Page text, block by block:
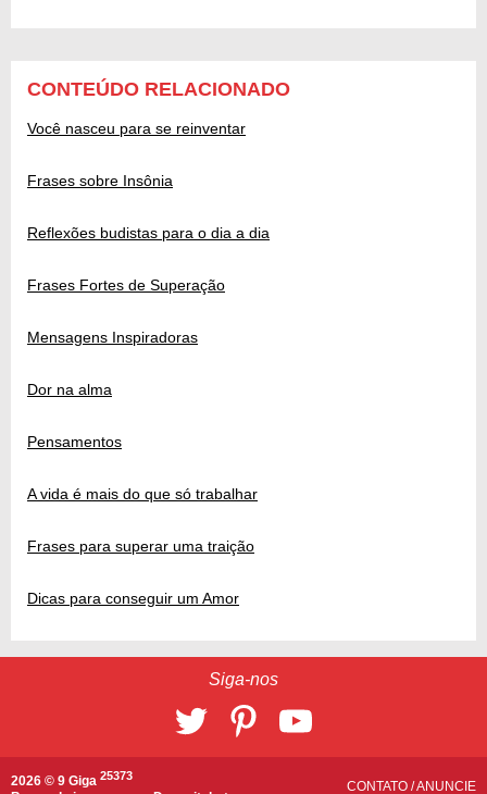
CONTEÚDO RELACIONADO
Você nasceu para se reinventar
Frases sobre Insônia
Reflexões budistas para o dia a dia
Frases Fortes de Superação
Mensagens Inspiradoras
Dor na alma
Pensamentos
A vida é mais do que só trabalhar
Frases para superar uma traição
Dicas para conseguir um Amor
Siga-nos
2026 © 9 Giga 25373
CONTATO /ANUNCIE